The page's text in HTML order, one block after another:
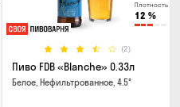
Плотность
12 %
(2)
Пиво FDB «Blanche» 0.33л
Белое, Нефильтрованное, 4.5°